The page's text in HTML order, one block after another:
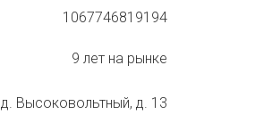
1067746819194
9 лет на рынке
Высоковольтный, д. 13